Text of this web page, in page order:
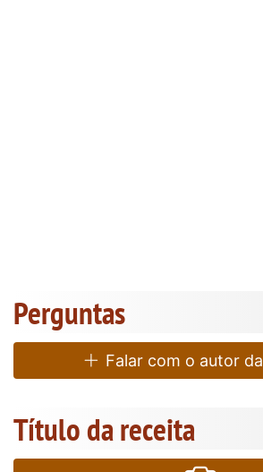
Perguntas
Falar com o autor
Título da receita